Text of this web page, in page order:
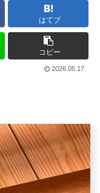
はてブ
コピー
2026.05.17